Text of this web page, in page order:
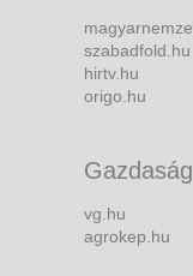
szabadfold.hu
hirtv.hu
origo.hu
Gazdaság
vg.hu
agrokep.hu